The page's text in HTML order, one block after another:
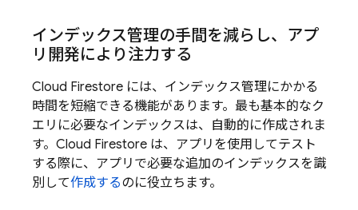
インデックス管理の手間を減らし、アプ
リ開発により注力する
Cloud Firestore には、インデックス管理にかかる
時間を短縮できる機能があります。最も基本的なク
エリに必要なインデックスは、自動的に作成されま
す。 Cloud Firestore は、アプリを使用してテスト
する際に、アプリで必要な追加のインデックスを識
別して作成するのに役立ちます。